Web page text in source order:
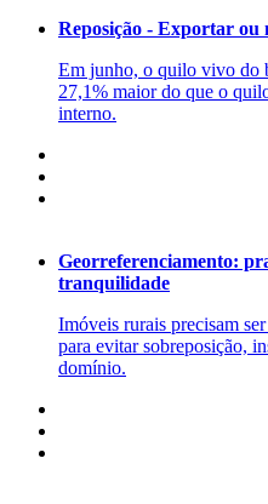
Reposição - Exportar ou
Em junho, o quilo vivo do
27,1% maior do que o
interno.
Georreferenciamento:
tranquilidade
Imóveis rurais precisam
para evitar sobreposição,
domínio.